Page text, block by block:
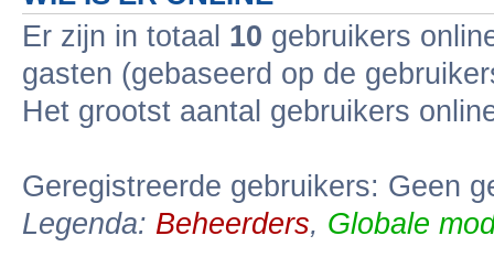
Er zijn in totaal 10 gebruikers
gasten (gebaseerd op de
Het grootst aantal gebruikers
Geregistreerde gebruikers: Geen
Legenda: Beheerders, Globale